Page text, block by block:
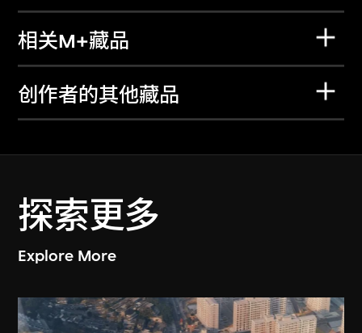
相关M+藏品
创作者的其他藏品
探索更多
Explore More